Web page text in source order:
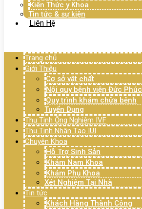
Kiến Thức y Khoa
Tin tức & sự kiện
Liên Hệ
Trang chủ
Giới Thiệu
Cơ sở vật chất
Nội quy bệnh viện Đức Phúc
Quy trình khám chữa bệnh
Tuyển Dụng
Thụ Tinh Ống Nghiệm IVF
Thụ Tinh Nhân Tạo IUI
Chuyên Khoa
Hỗ Trợ Sinh Sản
Khám Nam Khoa
Khám Phụ Khoa
Xét Nghiệm Tại Nhà
Tin tức
Khách Hàng Thành Công